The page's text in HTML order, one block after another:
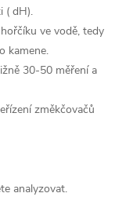
( dH).
ve vodě, tedy
kamene.
30-50 měření a
změkčovačů
analyzovat.